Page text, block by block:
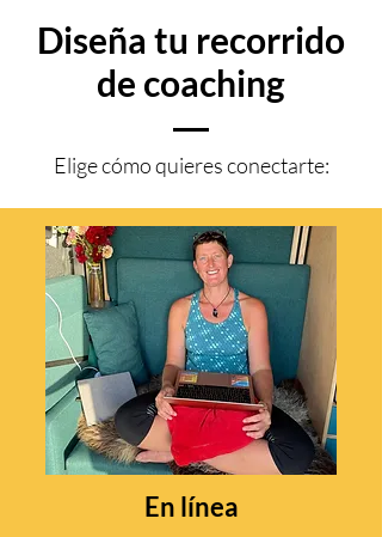
Diseña tu recorrido
de coaching
Elige cómo quieres conectarte:
En línea